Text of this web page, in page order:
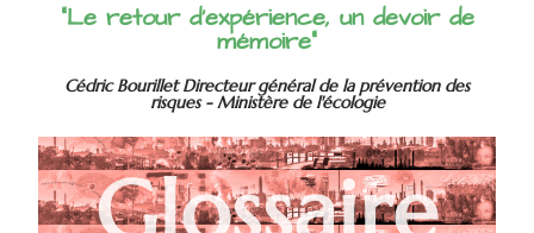
"Le retour d'expérience, un devoir de
mémoire"
Cédric Bourillet Directeur général de la prévention des
risques - Ministère de l'écologie
Glossaire